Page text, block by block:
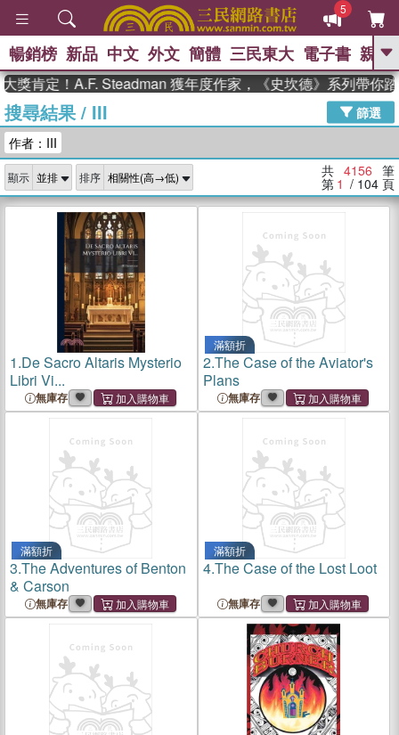
5
GO
高希均教授回憶錄
、 The Odyssey 、 父親節 、 如果歷
獎 臺灣漫遊錄 、 方念華 、 台灣的李
登輝時代
數學女孩：黎曼猜想 、
偉大的迷走神經
暢銷榜 新品 中文 外文 簡體 三民東大 電子書 親子
！A.F. Steadman 獲年度作家，《史坎德》系列帶你踏上熱
搜尋結果/ III
篩選
作者：III
顯示 排序 共 4156 筆
第 1 / 104 頁
1.De Sacro Altaris Mysterio
Libri Vi...
無庫存
滿額折
2.The Case of the Aviator's
Plans
無庫存
滿額折
3.The Adventures of Benton
& Carson
無庫存
滿額折
4.The Case of the Lost Loot
無庫存